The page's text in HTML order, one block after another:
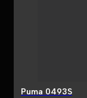
Puma 0493S